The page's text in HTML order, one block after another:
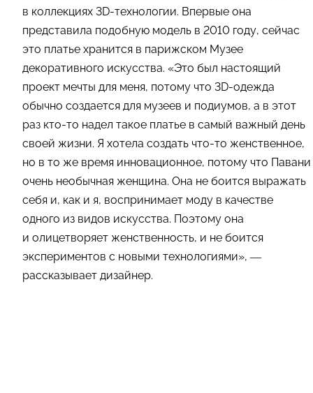
в коллекциях 3D-технологии. Впервые она
представила подобную модель в 2010 году, сейчас
это платье хранится в парижском Музее
декоративного искусства. «Это был настоящий
проект мечты для меня, потому что 3D-одежда
обычно создается для музеев и подиумов, а в этот
раз кто-то надел такое платье в самый важный день
своей жизни. Я хотела создать что-то женственное,
но в то же время инновационное, потому что Павани
очень необычная женщина. Она не боится выражать
себя и, как и я, воспринимает моду в качестве
одного из видов искусства. Поэтому она
и олицетворяет женственность, и не боится
экспериментов с новыми технологиями», —
рассказывает дизайнер.